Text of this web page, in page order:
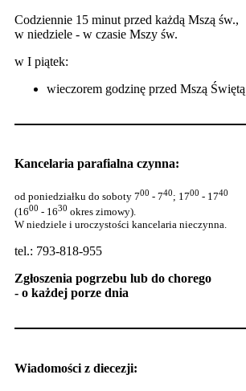
Codziennie 15 minut przed każdą Mszą św.,
w niedziele - w czasie Mszy św.
w I piątek:
wieczorem godzinę przed Mszą Świętą
Kancelaria parafialna czynna:
od poniedziałku do soboty 700 - 740; 1700 - 1740
(1600 - 1630 okres zimowy).
W niedziele i uroczystości kancelaria nieczynna.
tel.: 793-818-955
Zgłoszenia pogrzebu lub do chorego
- o każdej porze dnia
Wiadomości z diecezji: